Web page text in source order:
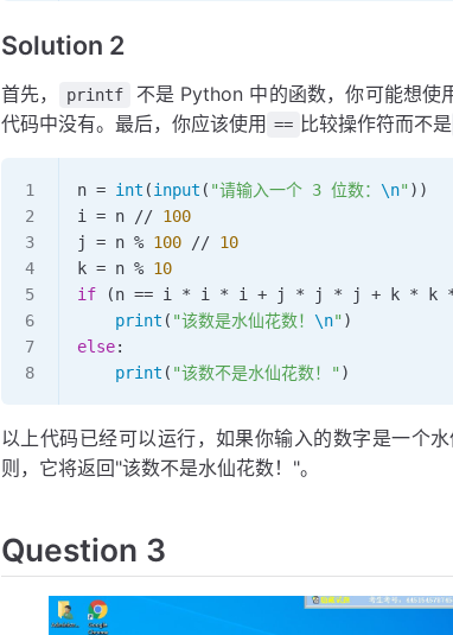
Solution 2
首先， printf 不是 Python 中的函数，你可能想使
代码中没有。最后，你应该使用 == 比较操作符而不是
n = int (input ( "请输入一个 3 位数： \n" ))
i = n // 100
j = n % 100 // 10
k = n % 10
if (n == i * i * i + j * j * j + k * k
    print
( "该数是水仙花数！ \n" )
else:
    print
( "该数不是水仙花数！" )
以上代码已经可以运行，如果你输入的数字是一个
则，它将返回"该数不是水仙花数！"。
Question 3